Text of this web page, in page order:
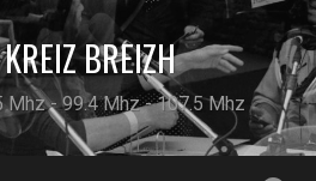
BREIZH
Mhz - 99.4 Mhz - 107.5 Mhz